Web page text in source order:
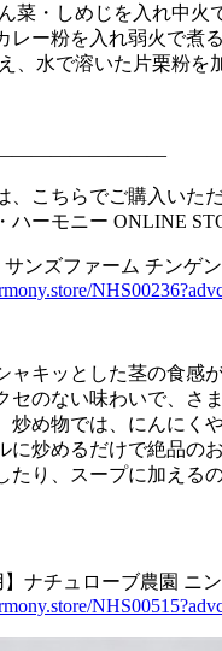
・しめじを入れ中火
レー粉を入れ弱火で煮る
、水で溶いた片栗粉を
、こちらでご購入いただ
ハーモニー ONLINE
サンズファーム チンゲ
ャキッとした茎の食感
セのない味わいで、さ
炒め物では、にんにく
に炒めるだけで絶品の
たり、スープに加える
ナチュローブ農園 ニ